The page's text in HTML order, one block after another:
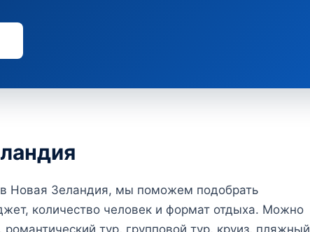
в Новая Зеландия, мы поможем подобрать
количество человек и формат отдыха. Можно
романтический тур, групповой тур, круиз, пляжный